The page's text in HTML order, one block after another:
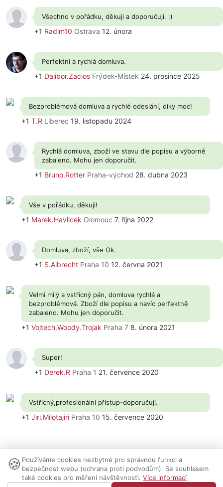
Všechno v pořádku, děkuji a doporučuji. :)
+1 Radim10 Ostrava 12. února
Perfektní a rychlá domluva.
+1 Dalibor.Zacios Frýdek-Místek 24. prosince 2025
Bezproblémová domluva a rychlé odeslání, díky moc!
+1 T.R Liberec 19. listopadu 2024
Rychlá domluva, zboží ve stavu dle popisu a výborně
zabaleno. Mohu jen doporučit.
+1 Bruno.Rotter Praha-východ 28. dubna 2023
Vše v pořádku, děkuji!
+1 Marek.Havlicek Olomouc 7. října 2022
Domluva, zboží, vše Ok.
+1 S.Albrecht Praha 10 12. června 2021
Velmi milý a vstřícný pán, domluva rychlá a
bezproblémová. Zboží dle popisu a navíc perfektně
zabaleno. Mohu jen doporučit.
+1 Vojtech.Woody.Trojak Praha 7 8. února 2021
Super!
+1 Derek.R Praha 1 21. července 2020
Vstřícný,profesionální přístup-doporučuji.
+1 Jiri.Milotajiri Praha 10 15. července 2020
Nastavení cookies | Vzhled:světlý tmavý | Kontakt
© 1999-2026 AUDIO PARTNER s.r.o.
🍪 Používáme cookies nezbytné pro správnou funkci a
bezpečnost webu (ochrana proti podvodům). Se souhlasem
také cookies pro měření návštěvnosti. Více informací